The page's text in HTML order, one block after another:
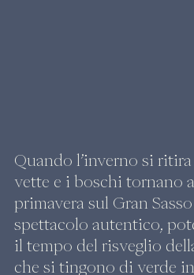
Quando l’inverno si
vette e i boschi tornano
primavera sul Gran
spettacolo autentico,
il tempo del risveglio
che si tingono di verde